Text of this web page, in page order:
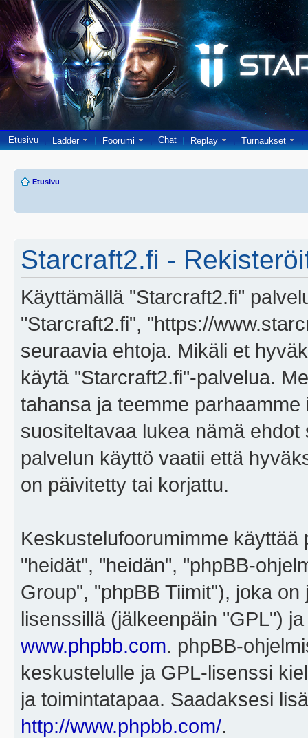
Etusivu Ladder Foorumi Chat Replay Turnaukset
Etusivu
Starcraft2.fi -
Käyttämällä "Starcraft2.fi"
"Starcraft2.fi", "https://
seuraavia ehtoja. Mikäli et
käytä "Starcraft2.fi"-palvelua.
tahansa ja teemme
suositeltavaa lukea nämä
palvelun käyttö vaatii että
on päivitetty tai korjattu.
Keskustelufoorumimme
"heidät", "heidän", "phpBB-
Group", "phpBB Tiimit"), joka on
lisenssillä (jälkeenpäin "GPL")
www.phpbb.com. phpBB-
keskustelulle ja GPL-lisenssi
ja toimintatapaa. Saadaksesi
http://www.phpbb.com/.